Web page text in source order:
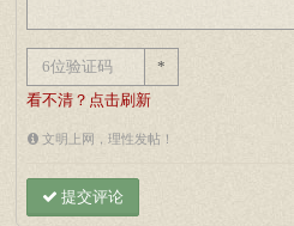
*
看不清？点击刷新
文明上网，理性发帖！
提交评论